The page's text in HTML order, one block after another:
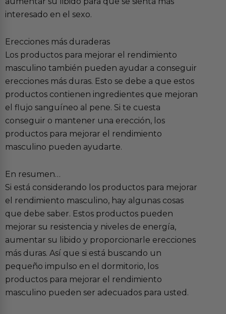
interesado en el sexo.
Erecciones más duraderas
Los productos para mejorar el rendimiento
masculino también pueden ayudar a conseguir
erecciones más duras. Esto se debe a que estos
productos contienen ingredientes que mejoran
el flujo sanguíneo al pene. Si te cuesta
conseguir o mantener una erección, los
productos para mejorar el rendimiento
masculino pueden ayudarte.
En resumen…
Si está considerando los productos para mejorar
el rendimiento masculino, hay algunas cosas
que debe saber. Estos productos pueden
mejorar su resistencia y niveles de energía,
aumentar su libido y proporcionarle erecciones
más duras. Así que si está buscando un
pequeño impulso en el dormitorio, los
productos para mejorar el rendimiento
masculino pueden ser adecuados para usted.